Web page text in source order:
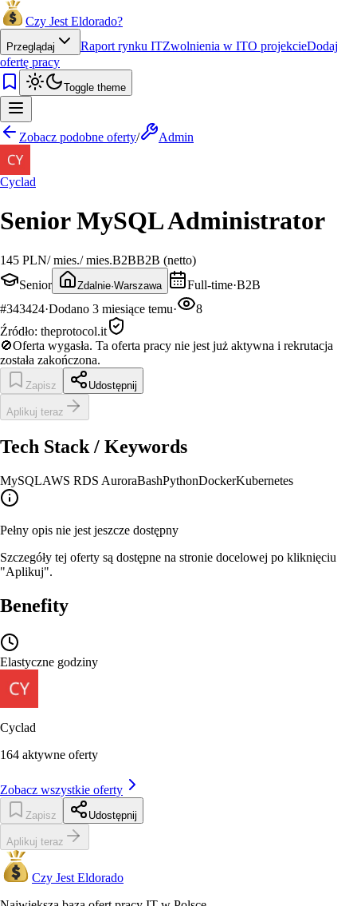
Czy Jest Eldorado?
Przeglądaj Raport rynku ITZwolnienia w ITO projekcieDodaj
ofertę pracy
Toggle theme
Zobacz podobne oferty/ Admin
Cyclad
Senior MySQL Administrator
145 PLN/mies./mies.B2BB2B (netto)
Senior
Zdalnie·Warszawa Full-time·B2B
#343424·Dodano 3 miesiące temu·
8
Źródło: theprotocol.it
🚫Oferta wygasła. Ta oferta pracy nie jest już aktywna i rekrutacja
została zakończona.
Zapisz Udostępnij
Aplikuj teraz
Tech Stack / Keywords
MySQLAWS RDS AuroraBashPythonDockerKubernetes
Pełny opis nie jest jeszcze dostępny
Szczegóły tej oferty są dostępne na stronie docelowej po kliknięciu
"Aplikuj".
Benefity
Elastyczne godziny
Cyclad
164 aktywne oferty
Zobacz wszystkie oferty
Zapisz Udostępnij
Aplikuj teraz
Czy Jest Eldorado